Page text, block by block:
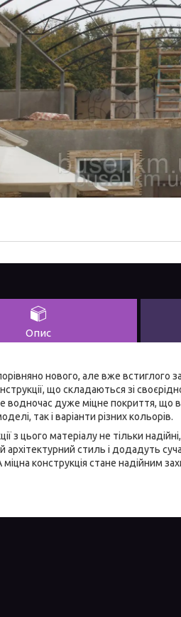
Опис
нового, але вже
що складаються зі
водночас дуже міцне покриття, що
так і варіанти різних кольорів.
з цього матеріалу не тільки
архітектурний стиль і додадуть
міцна конструкція стане надійним